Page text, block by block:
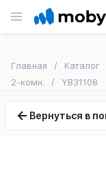
Главная Каталог
2-комн.
YB31108
Вернуться в